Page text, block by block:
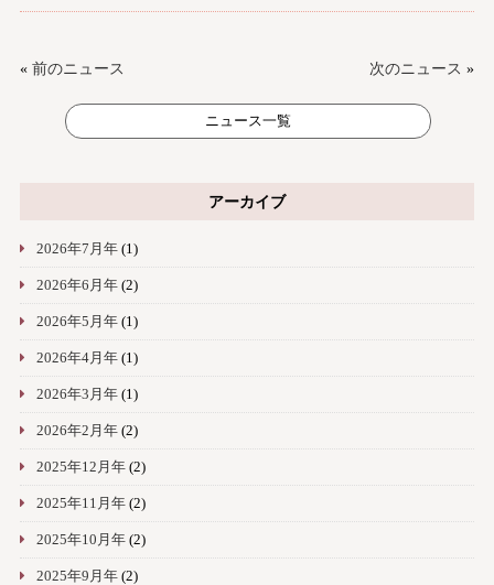
« 前のニュース 次のニュース »
ニュース一覧
アーカイブ
2026年7月年(1)
2026年6月年(2)
2026年5月年(1)
2026年4月年(1)
2026年3月年(1)
2026年2月年(2)
2025年12月年(2)
2025年11月年(2)
2025年10月年(2)
2025年9月年(2)